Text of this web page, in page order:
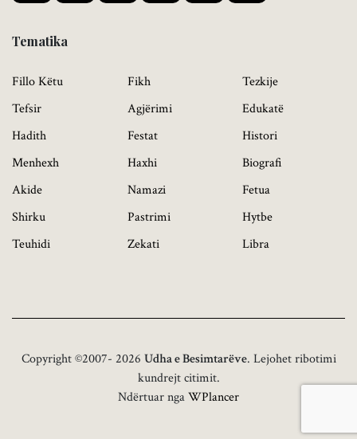
Tematika
Fillo Këtu
Tefsir
Hadith
Menhexh
Akide
Shirku
Teuhidi
Fikh
Agjërimi
Festat
Haxhi
Namazi
Pastrimi
Zekati
Tezkije
Edukatë
Histori
Biografi
Fetua
Hytbe
Libra
Copyright ©2007- 2026 Udha e Besimtarëve. Lejohet ribotimi
kundrejt citimit.
Ndërtuar ngaWPlancer